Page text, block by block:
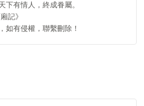
下有情人，終成眷屬。
記》
如有侵權，聯繫刪除！